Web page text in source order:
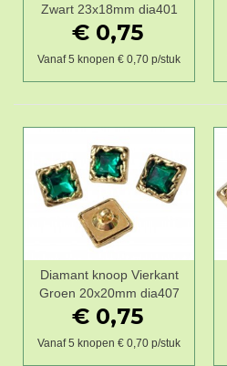
Zwart 23x18mm dia401
€ 0,75
Vanaf 5 knopen € 0,70 p/stuk
Diamant knoop Vierkant
Groen 20x20mm dia407
€ 0,75
Vanaf 5 knopen € 0,70 p/stuk